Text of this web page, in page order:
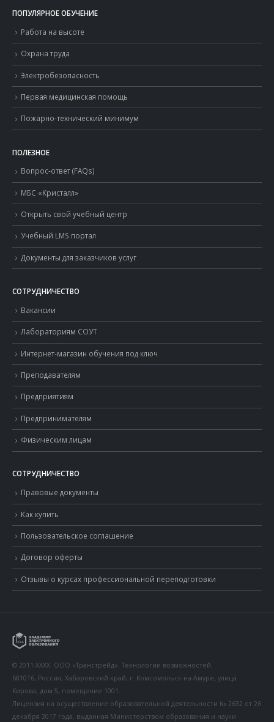
ПОПУЛЯРНОЕ ОБУЧЕНИЕ
Работа на высоте
Охрана труда
Электробезопасность
Первая медицинская помощь
Пожарно-технический минимум
ПОЛЕЗНОЕ
Вопрос-ответ (FAQs)
МБС «Кристалл»
Открыть свой учебный центр
Учебный LMS портал
Документы для заказчиков услуг
СОТРУДНИЧЕСТВО
Вакансии
Лабораториям СОУТ
Интернет-магазин обучения под ключ
Преподавателям
Предприятиям
Предпринимателям
Физическим лицам
СОТРУДНИЧЕСТВО
Правовые документы
Как купить
Пользовательское соглашение
Договор оферты
Отзывы о курсах профессиональной переподготовки
© 2011-XXXX. ООО «Транстрейд». Технологии возможностей.
681016, Россия, Хабаровский край, г. Комсомольск-на-Амуре, улица
Кирова, дом 5, помещение 1001.
Лицензия на осуществление образовательной деятельности № 2632 от 26
декабря 2017 года, выданная Министерством образования и науки